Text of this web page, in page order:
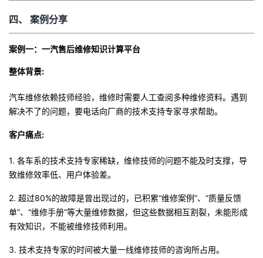
四、 案例分享
案例一：一汽售后维修知识计算平台
整体背景:
汽车维修依赖技师经验，维修时需要人工查阅多种维修资料。遇到
解决不了的问题，要电话向厂商的技术支持专家寻求帮助。
客户痛点:
1. 各车系的技术支持专家稀缺，维修技师的问题不能及时支撑，导
致维修效率低、用户体验差。
2. 超过80%的故障是曾出现过的，已积累“维修案例”、“质量反馈
单”、“维修手册”等大量维修数据，但这些数据相互割裂，未能形成
有效知识，不能被维修技师利用。
3. 技术支持专家的时间被大量一线维修技师的咨询所占用。